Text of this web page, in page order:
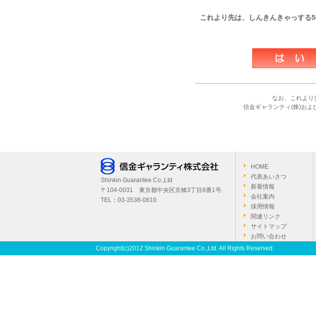
これより先は、しんきんきゃっする
なお、これより
信金ギャランティ(株)およ
Shinkin Guarantee Co.,Ltd
〒104-0031 東京都中央区京橋3丁目8番1号
TEL：03-3538-0810
HOME
代表あいさつ
新着情報
会社案内
採用情報
関連リンク
サイトマップ
お問い合わせ
Copyright(c)2012 Shinkin Guarantee Co.,Ltd. All Rights Reserved.